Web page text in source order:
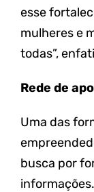
esse
mulheres e
todas”,
Rede de
Uma das
busca por